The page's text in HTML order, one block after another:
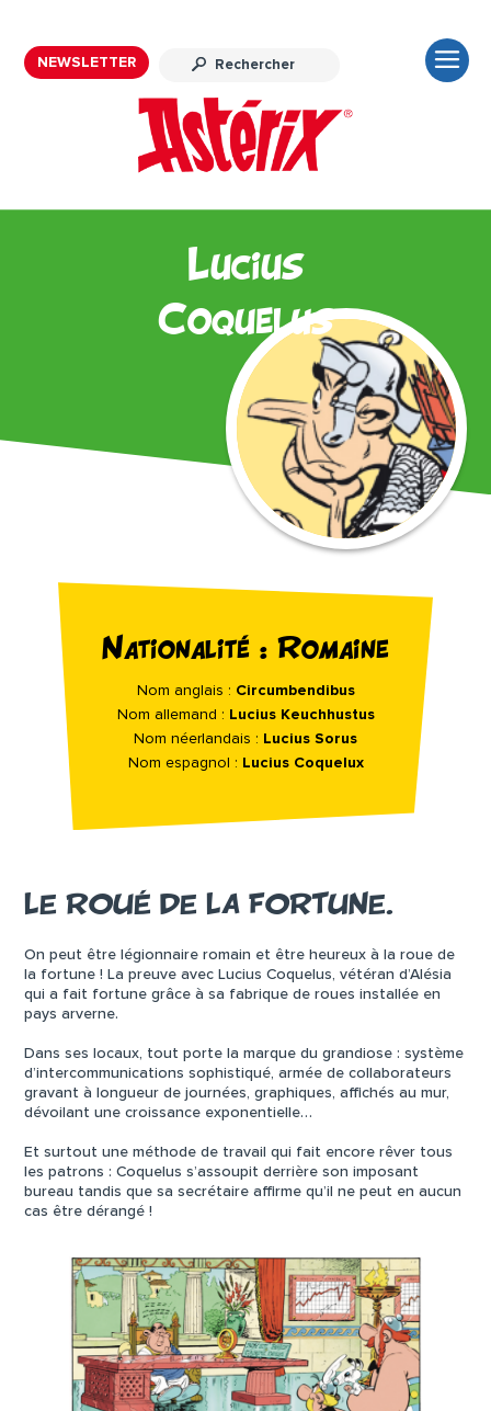
NEWSLETTER
Lucius
Coquelus
Nationalité : Romaine
Nom anglais : Circumbendibus
Nom allemand : Lucius Keuchhustus
Nom néerlandais : Lucius Sorus
Nom espagnol : Lucius Coquelux
LE ROUÉ DE LA FORTUNE.
On peut être légionnaire romain et être heureux à la roue de
la fortune ! La preuve avec Lucius Coquelus, vétéran d’Alésia
qui a fait fortune grâce à sa fabrique de roues installée en
pays arverne.
Dans ses locaux, tout porte la marque du grandiose : système
d’intercommunications sophistiqué, armée de collaborateurs
gravant à longueur de journées, graphiques, affichés au mur,
dévoilant une croissance exponentielle…
Et surtout une méthode de travail qui fait encore rêver tous
les patrons : Coquelus s’assoupit derrière son imposant
bureau tandis que sa secrétaire affirme qu’il ne peut en aucun
cas être dérangé !